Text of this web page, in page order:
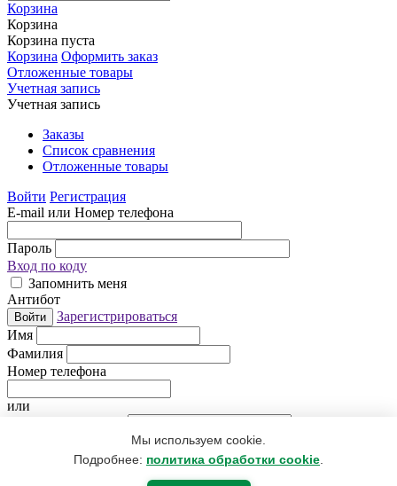
Мы используем cookie.
Подробнее: политика обработки cookie
Корзина
Корзина
Корзина пуста
Корзина Оформить заказ
Отложенные товары
Учетная запись
Учетная запись
Заказы
Список сравнения
Отложенные товары
Войти Регистрация
E-mail или Номер телефона
Пароль
Вход по коду
Запомнить меня
Антибот
Войти
Зарегистрироваться
Имя
Фамилия
Номер телефона
или